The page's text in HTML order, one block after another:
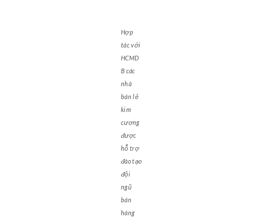
Hợp
tác với
HCMD
B các
nhà
bán lẻ
kim
cương
được
hỗ trợ
đào tạo
đội
ngũ
bán
hàng